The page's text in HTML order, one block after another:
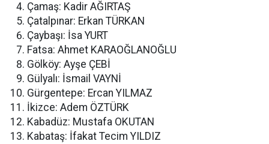
Çamaş: Kadir AĞIRTAŞ
Çatalpınar: Erkan TÜRKAN
Çaybaşı: İsa YURT
Fatsa: Ahmet KARAOĞLANOĞLU
Gölköy: Ayşe ÇEBİ
Gülyalı: İsmail VAYNİ
Gürgentepe: Ercan YILMAZ
İkizce: Adem ÖZTÜRK
Kabadüz: Mustafa OKUTAN
Kabataş: İfakat Tecim YILDIZ